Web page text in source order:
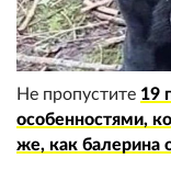
Не пропустите 19
особенностями,
же, как балерина